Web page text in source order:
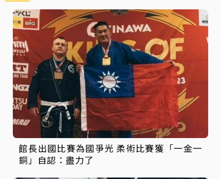
館長出國比賽為國爭光 柔術比賽獲「一金一
銅」自認：盡力了